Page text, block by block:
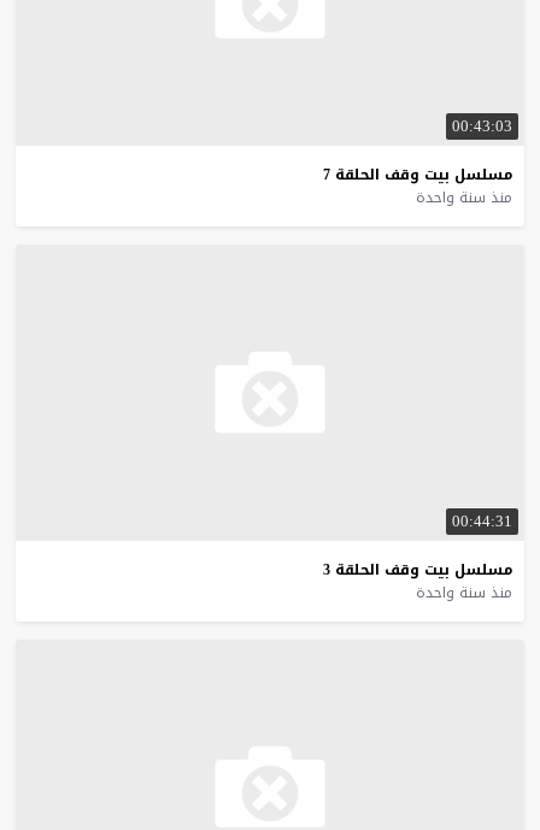
00:43:03
مسلسل بيت وقف الحلقة 7
منذ سنة واحدة
00:44:31
مسلسل بيت وقف الحلقة 3
منذ سنة واحدة